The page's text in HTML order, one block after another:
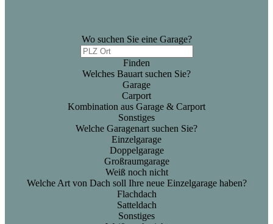
Wo suchen Sie eine Garage?
Finden
Welches Bauart suchen Sie?
Garage
Carport
Kombination aus Garage & Carport
Sonstiges
Welche Garagenart suchen Sie?
Einzelgarage
Doppelgarage
Großraumgarage
Weiß noch nicht
Welche Art von Dach soll Ihre neue Einzelgarage haben?
Flachdach
Satteldach
Sonstiges